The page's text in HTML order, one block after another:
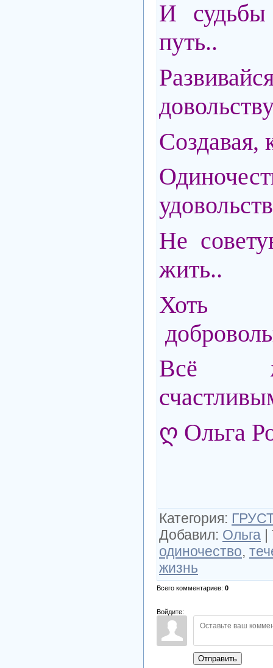
И судьбы
путь..
Создавая,
Не
жить..
Хоть
Всё
ღ Ольга
Категория:
Добавил: Ольга |
одиночество,
жизнь
Всего комментариев: 0
Войдите:
Отправить